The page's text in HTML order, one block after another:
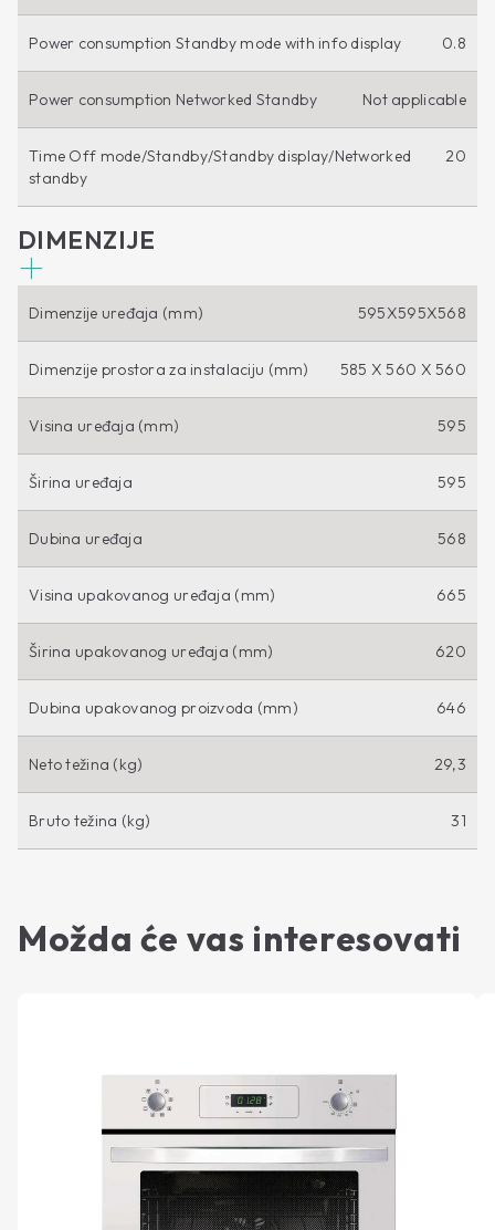
Power consumption Standby mode with info display 0.8
Power consumption Networked Standby Not applicable
Time Off mode/Standby/Standby display/Networked
standby
20
DIMENZIJE
Dimenzije uređaja (mm) 595X595X568
Dimenzije prostora za instalaciju (mm) 585 X 560 X 560
Visina uređaja (mm) 595
Širina uređaja 595
Dubina uređaja 568
Visina upakovanog uređaja (mm) 665
Širina upakovanog uređaja (mm) 620
Dubina upakovanog proizvoda (mm) 646
Neto težina (kg) 29,3
Bruto težina (kg) 31
Možda će vas interesovati